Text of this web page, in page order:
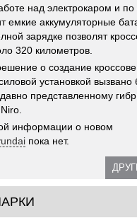
над электрокаром и по
емкие аккумуляторные
зарядке позволят
320 километров.
о создание
установкой
представленному
информации о новом
пока нет.